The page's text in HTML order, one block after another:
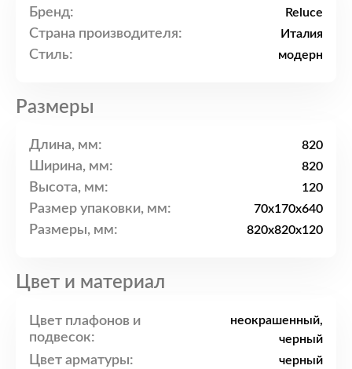
Бренд: Reluce
Страна производителя: Италия
Стиль: модерн
Размеры
Длина, мм: 820
Ширина, мм: 820
Высота, мм: 120
Размер упаковки, мм: 70x170x640
Размеры, мм: 820x820x120
Цвет и материал
Цвет плафонов и
подвесок:
неокрашенный,
черный
Цвет арматуры: черный